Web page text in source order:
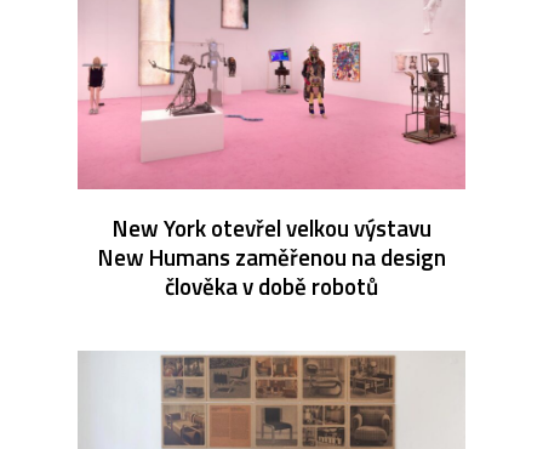
New York otevřel velkou výstavu
New Humans zaměřenou na design
člověka v době robotů